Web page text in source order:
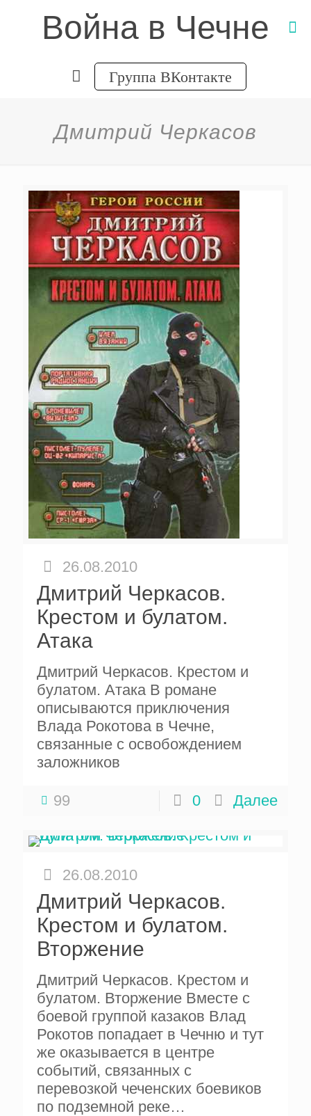
Война в Чечне
Группа ВКонтакте
Дмитрий Черкасов
26.08.2010
Дмитрий Черкасов.
Крестом и булатом.
Атака
Дмитрий Черкасов. Крестом и
булатом. Атака В романе
описываются приключения
Влада Рокотова в Чечне,
связанные с освобождением
заложников
99 0 Далее
26.08.2010
Дмитрий Черкасов.
Крестом и булатом.
Вторжение
Дмитрий Черкасов. Крестом и
булатом. Вторжение Вместе с
боевой группой казаков Влад
Рокотов попадает в Чечню и тут
же оказывается в центре
событий, связанных с
перевозкой чеченских боевиков
по подземной реке…